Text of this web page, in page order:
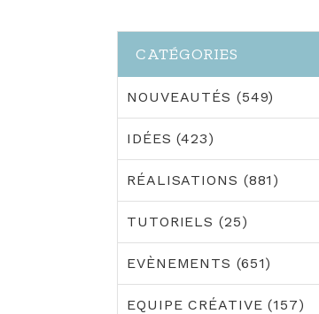
CATÉGORIES
NOUVEAUTÉS (549)
IDÉES (423)
RÉALISATIONS (881)
TUTORIELS (25)
EVÈNEMENTS (651)
EQUIPE CRÉATIVE (157)